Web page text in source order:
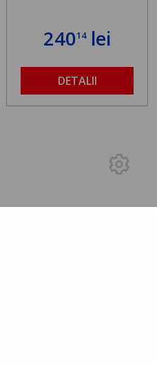
24014lei
DETALII